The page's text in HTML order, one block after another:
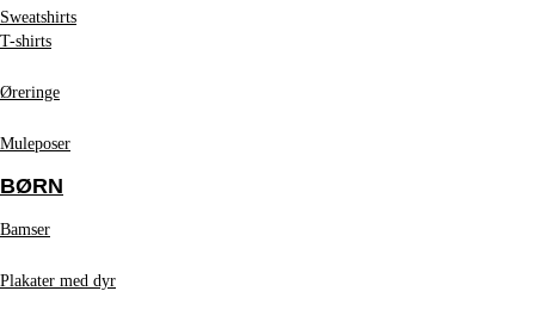
Sweatshirts
T-shirts
Øreringe
Muleposer
BØRN
Bamser
Plakater med dyr